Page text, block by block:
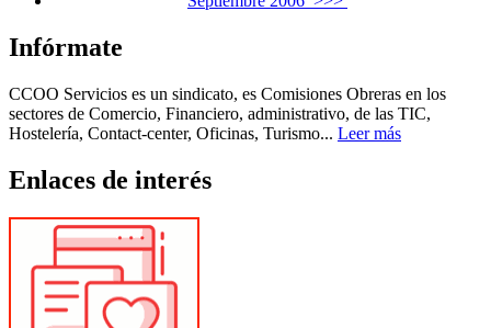
Infórmate
CCOO Servicios es un sindicato, es Comisiones Obreras en los
sectores de Comercio, Financiero, administrativo, de las TIC,
Hostelería, Contact-center, Oficinas, Turismo... Leer más
Enlaces de interés